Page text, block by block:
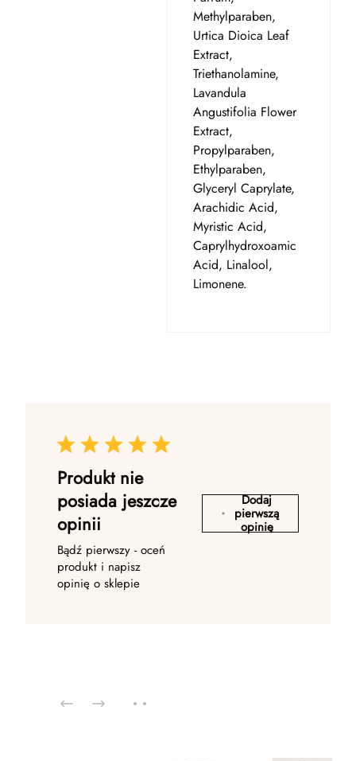
Methylparaben,
Urtica Dioica Leaf
Extract,
Triethanolamine,
Lavandula
Angustifolia Flower
Extract,
Propylparaben,
Ethylparaben,
Glyceryl Caprylate,
Arachidic Acid,
Myristic Acid,
Caprylhydroxoamic
Acid, Linalool,
Limonene.
Produkt nie
posiada jeszcze
opinii
Bądź pierwszy - oceń
produkt i napisz
opinię o sklepie
Dodaj
pierwszą
opinię